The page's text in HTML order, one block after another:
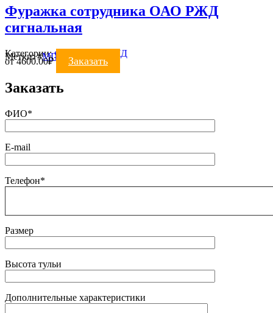
Фуражка сотрудника ОАО РЖД
сигнальная
Категории: ФУРАЖКИ РЖД
Метки:#МПС #ржд
от4600.00₽ Заказать
Заказать
ФИО*
E-mail
Телефон*
Размер
Высота тульи
Дополнительные характеристики